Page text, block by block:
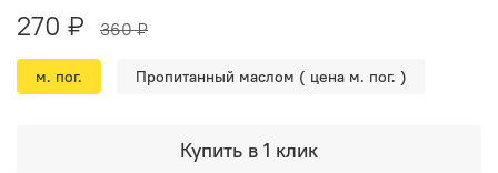
«БлицПланк» хорош, но если доска будет менять
размеры, никакой супер-профиль не спасет от
деформации. Термодревесина HARDRET проходит
трескается и не меняет форму под воздействием
270 ₽ 360 ₽
Купить в 1 клик
м. пог. Пропитанный маслом ( цена м. пог. )